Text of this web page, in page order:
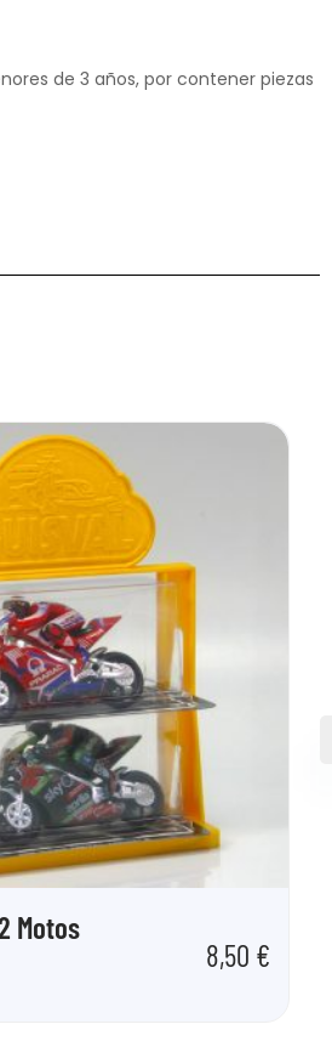
de 3 años, por contener piezas
Motos
8,50 €